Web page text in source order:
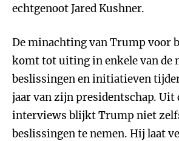
echtgenoot Jared Kushner.
De minachting van Trump voor
komt tot uiting in enkele van de
beslissingen en initiatieven
jaar van zijn presidentschap. Uit
interviews blijkt Trump niet
beslissingen te nemen. Hij laat